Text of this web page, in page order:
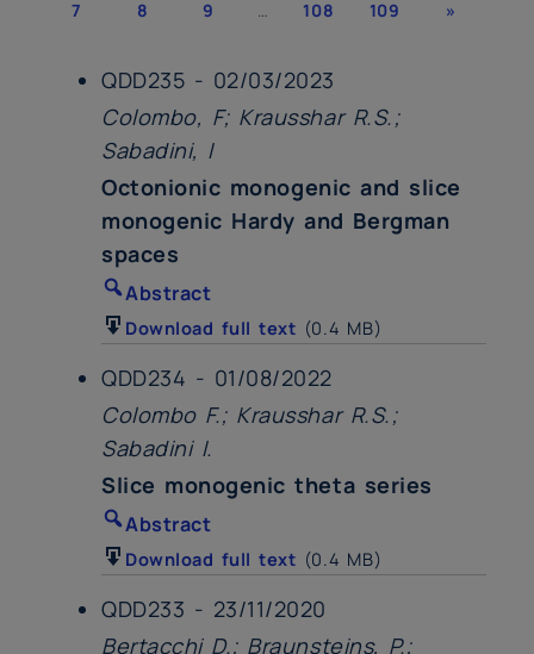
7 8 9 108 109 »
QDD235 - 02/03/2023
Colombo, F; Krausshar R.S.;
Sabadini, I
Octonionic monogenic and slice
monogenic Hardy and Bergman
spaces
Abstract
Download full text (0.4 MB)
QDD234 - 01/08/2022
Colombo F.; Krausshar R.S.;
Sabadini I.
Slice monogenic theta series
Abstract
Download full text (0.4 MB)
QDD233 - 23/11/2020
Bertacchi D.; Braunsteins, P.;